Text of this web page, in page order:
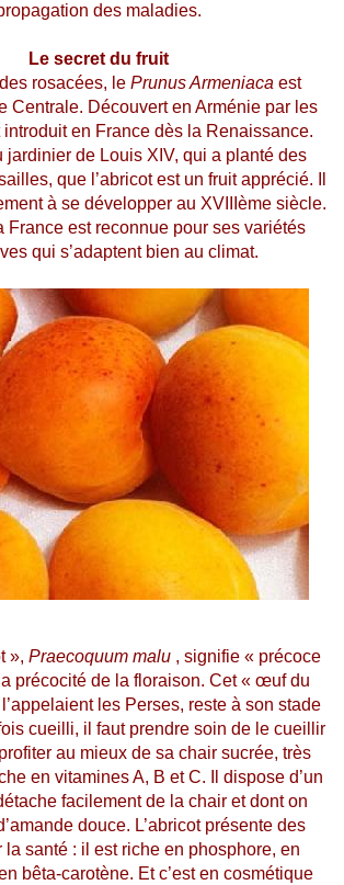
des maladies.
Le secret du fruit
rosacées, le Prunus Armeniaca est
Centrale. Découvert en Arménie par les
introduit en France dès la Renaissance.
jardinier de Louis XIV, qui a planté des
que l’abricot est un fruit apprécié. Il
à se développer au XVIIIème siècle.
France est reconnue pour ses variétés
qui s’adaptent bien au climat.
», Praecoquum malu , signifie « précoce
précocité de la floraison. Cet « œuf du
les Perses, reste à son stade
cueilli, il faut prendre soin de le cueillir
au mieux de sa chair sucrée, très
en vitamines A, B et C. Il dispose d’un
facilement de la chair et dont on
douce. L’abricot présente des
la santé : il est riche en phosphore, en
bêta-carotène. Et c’est en cosmétique